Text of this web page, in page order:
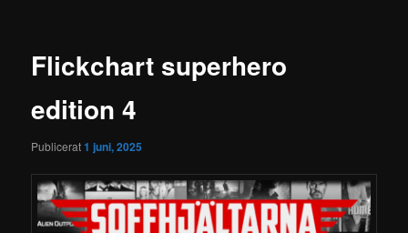
Flickchart superhero
edition 4
Publicerat1 juni, 2025